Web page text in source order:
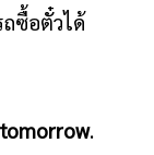
ซื้อตั๋วได้
.